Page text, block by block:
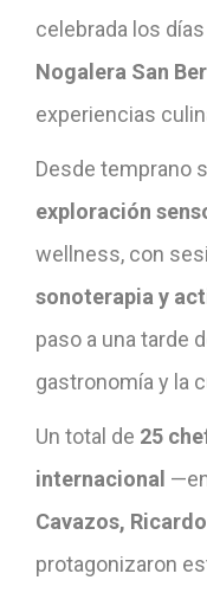
celebrada los
Nogalera San
experiencias
Desde temprano
exploración
wellness, con
sonoterapia y
paso a una tarde
gastronomía y la
Un total de 25
internacional
Cavazos,
protagonizaron